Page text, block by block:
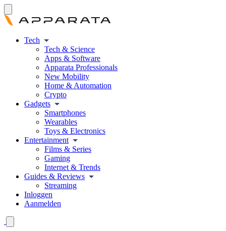
Tech
Tech & Science
Apps & Software
Apparata Professionals
New Mobility
Home & Automation
Crypto
Gadgets
Smartphones
Wearables
Toys & Electronics
Entertainment
Films & Series
Gaming
Internet & Trends
Guides & Reviews
Streaming
Inloggen
Aanmelden